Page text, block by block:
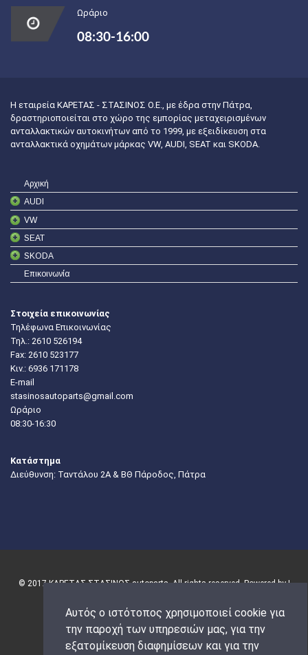
Αυτός ο ιστότοπος χρησιμοποιεί cookie για
την παροχή των υπηρεσιών μας, για την
εξατομίκευση διαφημίσεων και για την
Ωράριο
08:30-16:00
Η εταιρεία ΚΑΡΕΤΑΣ - ΣΤΑΣΙΝΟΣ Ο.Ε., με έδρα στην Πάτρα,
δραστηριοποιείται στο χώρο της εμπορίας μεταχειρισμένων
ανταλλακτικών αυτοκινήτων από το 1999, με εξειδίκευση στα
ανταλλακτικά οχημάτων μάρκας VW, AUDI, SEAT και SKODA.
Αρχική
AUDI
VW
SEAT
SKODA
Επικοινωνία
Στοιχεία επικοινωνίας
Τηλέφωνα Επικοινωνίας
Τηλ.: 2610 526194
Fax: 2610 523177
Κιν.: 6936 171178
E-mail
stasinosautoparts@gmail.com
Ωράριο
08:30-16:30
Κατάστημα
Διεύθυνση: Ταντάλου 2Α & ΒΘ Πάροδος, Πάτρα
© 2017 ΚΑΡΕΤΑΣ-ΣΤΑΣΙΝΟΣ autoparts. All rights reserved. Powered by |